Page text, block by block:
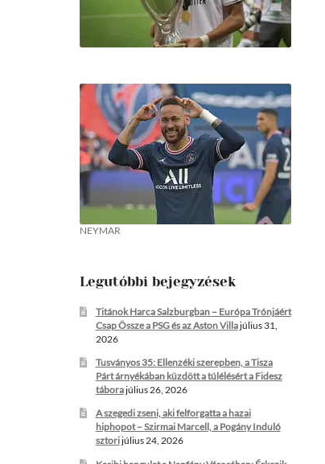
NEYMAR
Legutóbbi bejegyzések
Titánok Harca Salzburgban – Európa Trónjáért
Csap Össze a PSG és az Aston Villajúlius 31,
2026
Tusványos 35: Ellenzéki szerepben, a Tisza
Párt árnyékában küzdött a túlélésért a Fidesz
táborajúlius 26, 2026
A szegedi zseni, aki felforgatta a hazai
hiphopot – Szirmai Marcell, a Pogány Induló
sztorijúlius 24, 2026